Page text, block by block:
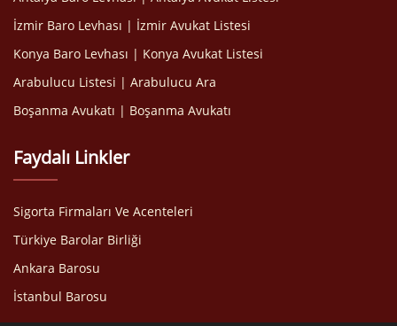
İzmir Baro Levhası | İzmir Avukat Listesi
Konya Baro Levhası | Konya Avukat Listesi
Arabulucu Listesi | Arabulucu Ara
Boşanma Avukatı | Boşanma Avukatı
Faydalı Linkler
Sigorta Firmaları Ve Acenteleri
Türkiye Barolar Birliği
Ankara Barosu
İstanbul Barosu